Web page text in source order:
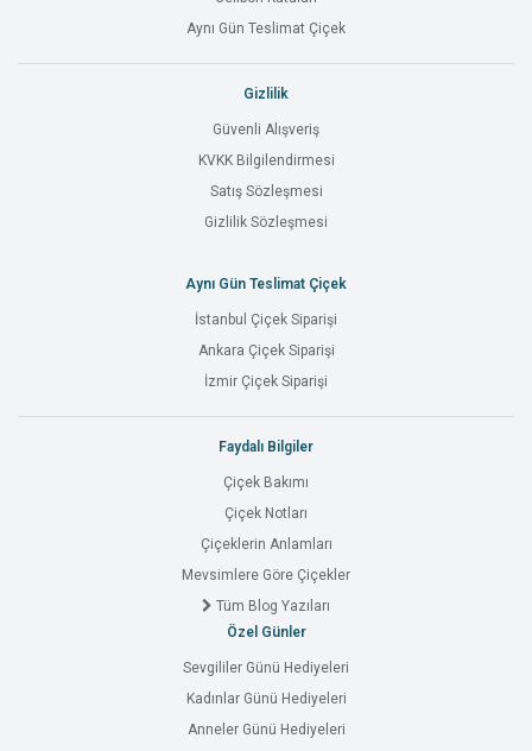
Aynı Gün Teslimat Çiçek
Gizlilik
Güvenli Alışveriş
KVKK Bilgilendirmesi
Satış Sözleşmesi
Gizlilik Sözleşmesi
Aynı Gün Teslimat Çiçek
İstanbul Çiçek Siparişi
Ankara Çiçek Siparişi
İzmir Çiçek Siparişi
Faydalı Bilgiler
Çiçek Bakımı
Çiçek Notları
Çiçeklerin Anlamları
Mevsimlere Göre Çiçekler
Tüm Blog Yazıları
Özel Günler
Sevgililer Günü Hediyeleri
Kadınlar Günü Hediyeleri
Anneler Günü Hediyeleri